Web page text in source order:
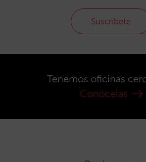
Suscríbete
Tenemos oficinas
Conócelas